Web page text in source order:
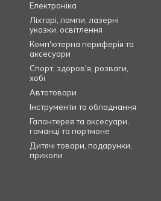
Електроніка
Ліхтарі, лампи, лазерні
указки, освітлення
Комп'ютерна периферія та
аксесуари
Спорт, здоров'я, розваги,
хобі
Автотовари
Інструменти та обладнання
Галантерея та аксесуари,
гаманці та портмоне
Дитячі товари, подарунки,
приколи